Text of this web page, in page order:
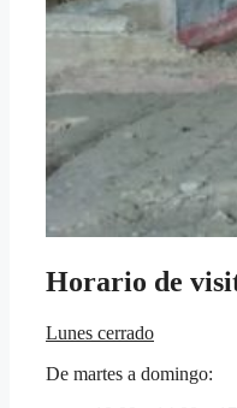
Horario de
Lunes cerrado
De martes a domingo: